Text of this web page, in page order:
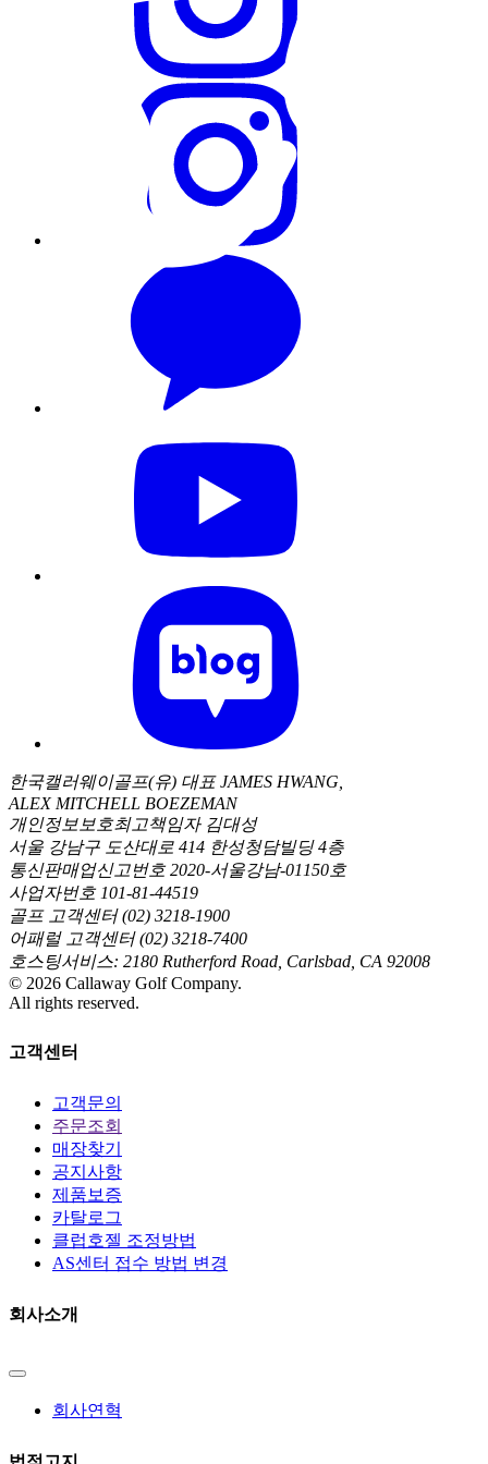
한국캘러웨이골프(유) 대표 JAMES HWANG,
ALEX MITCHELL BOEZEMAN
개인정보보호최고책임자 김대성
서울 강남구 도산대로 414 한성청담빌딩 4층
통신판매업신고번호 2020-서울강남-01150호
사업자번호 101-81-44519
골프 고객센터 (02) 3218-1900
어패럴 고객센터 (02) 3218-7400
호스팅서비스: 2180 Rutherford Road, Carlsbad, CA 92008
© 2026 Callaway Golf Company.
All rights reserved.
고객센터
고객문의
주문조회
매장찾기
공지사항
제품보증
카탈로그
클럽호젤 조정방법
AS센터 접수 방법 변경
회사소개
회사연혁